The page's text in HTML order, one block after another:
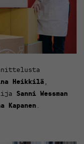
Heikkilä
Sanni Wessman
Kapanen